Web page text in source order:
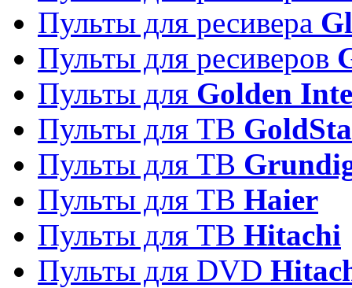
Пульты для ресивера
Пульты для ресиверов
Пульты для Golden
Пульты для ТВ
Пульты для ТВ
Пульты для ТВ Haier
Пульты для ТВ Hitachi
Пульты для DVD